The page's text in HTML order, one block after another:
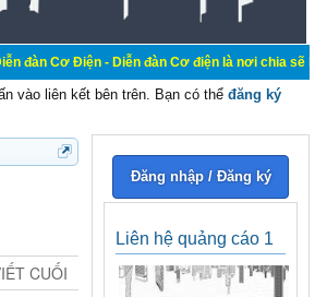
- Diễn đàn Cơ điện là nơi chia sẽ kiến thức
vào liên kết bên trên. Bạn có thể đăng ký
CUỐI
Đăng nhập / Đăng ký
Liên hệ quảng cáo 1